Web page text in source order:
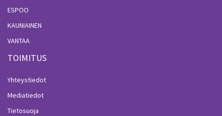
ESPOO
KAUNIAINEN
VANTAA
TOIMITUS
Yhteystiedot
Mediatiedot
Tietosuoja